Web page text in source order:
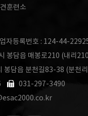
훈련소
자등록번호 : 124-44-
봉담읍 매봉로210 (내리
봉담읍 분천길83-38 (분천
031-297-3490